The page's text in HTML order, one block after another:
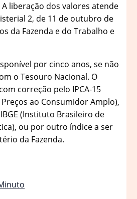
liberação dos valores atende
2, de 11 de outubro de
da Fazenda e do Trabalho e
por cinco anos, se não
o Tesouro Nacional. O
correção pelo IPCA-15
ao Consumidor Amplo),
(Instituto Brasileiro de
ou por outro índice a ser
da Fazenda.